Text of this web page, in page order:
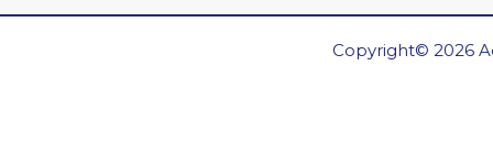
Copyright© 2026